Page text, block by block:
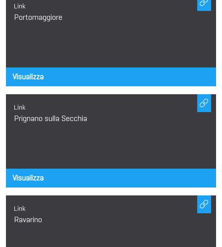
Link
Portomaggiore
Visualizza
Link
Prignano sulla Secchia
Visualizza
Link
Ravarino